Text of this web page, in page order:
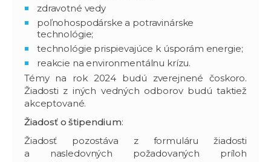
zdravotné vedy
poľnohospodárske a potravinárske
technológie;
technológie prispievajúce k úsporám energie;
reakcie na environmentálnu krízu.
Témy na rok 2024 budú zverejnené čoskoro.
Žiadosti z iných vedných odborov budú taktiež
akceptované.
Žiadosť o štipendium:
Žiadosť pozostáva z formuláru žiadosti
a nasledovných požadovaných príloh